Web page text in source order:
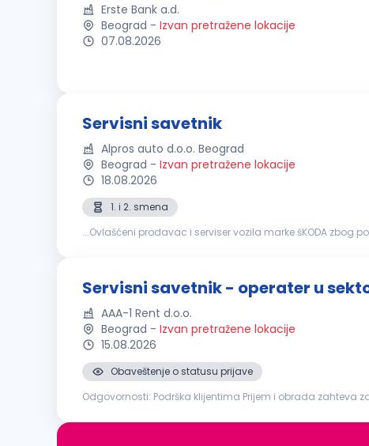
Erste Bank a.d.
Beograd - Izvan pretražene lokacije
07.08.2026
Servisni savetnik
Alpros auto d.o.o. Beograd
Beograd - Izvan pretražene lokacije
18.08.2026
1. i 2. smena
...Ovlašćeni prodavac i serviser vozila marke šKODA zbog
Servisni savetnik - operater u
AAA-1 Rent d.o.o.
Beograd - Izvan pretražene lokacije
15.08.2026
Obaveštenje o statusu prijave
Odgovornosti: Podrška klijentima Prijem i obrada zahteva za rešavanje štetnih događaja Kompletiranje dokumentacije i prijava štetnog događaja osiguravajućem društvu Komunikacija